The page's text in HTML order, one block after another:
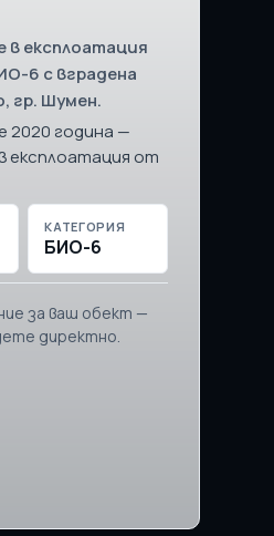
експлоатация
6 с вградена
гр. Шумен.
2020 година —
експлоатация от
КАТЕГОРИЯ
БИО-6
за ваш обект —
директно.